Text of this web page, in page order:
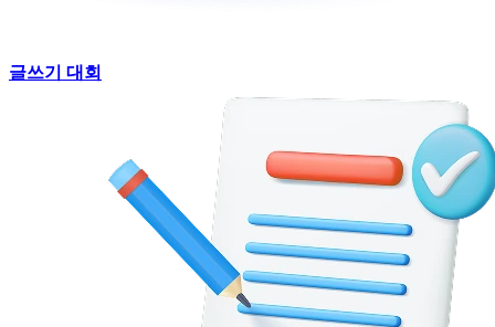
글쓰기 대회